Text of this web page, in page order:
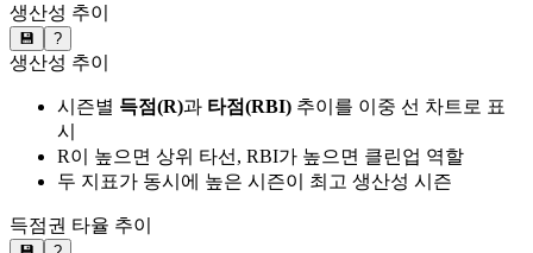
생산성 추이
💾 ?
생산성 추이
시즌별 득점(R)과 타점(RBI) 추이를 이중 선 차트로 표
시
R이 높으면 상위 타선, RBI가 높으면 클린업 역할
두 지표가 동시에 높은 시즌이 최고 생산성 시즌
득점권 타율 추이